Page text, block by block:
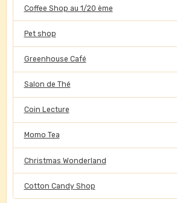
Coffee Shop au 1/20 ème
Pet shop
Greenhouse Café
Salon de Thé
Coin Lecture
Momo Tea
Christmas Wonderland
Cotton Candy Shop